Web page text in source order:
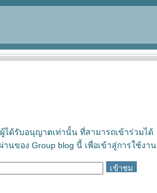
ได้รับอนุญาตเท่านั้น ที่สามารถเข้าร่วมได้
านของ Group blog นี้ เพื่อเข้าสู่การใช้งาน